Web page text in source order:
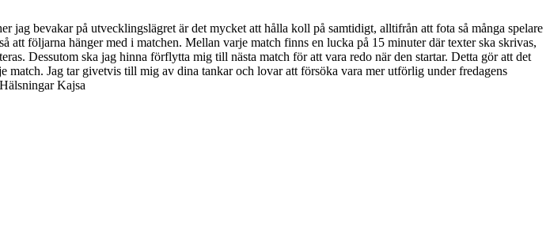
bevakar på utvecklingslägret är det mycket att hålla koll på samtidigt, alltifrån att fota så många spelare
att följarna hänger med i matchen. Mellan varje match finns en lucka på 15 minuter där texter ska skrivas,
Dessutom ska jag hinna förflytta mig till nästa match för att vara redo när den startar. Detta gör att det
Jag tar givetvis till mig av dina tankar och lovar att försöka vara mer utförlig under fredagens
Kajsa